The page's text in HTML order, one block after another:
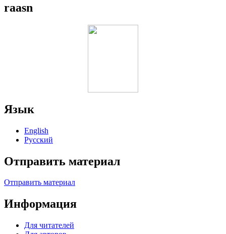
raasn
Язык
English
Русский
Отправить материал
Отправить материал
Информация
Для читателей